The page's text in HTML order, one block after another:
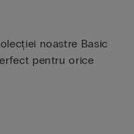
noastre Basic
pentru orice